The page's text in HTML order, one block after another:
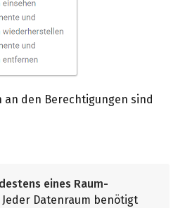
an den Berechtigungen sind
eines Raum-
Jeder Datenraum benötigt